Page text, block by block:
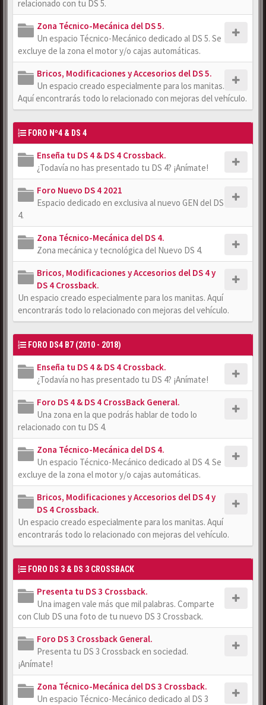
relacionado con tu DS 5.
Zona Técnico-Mecánica del DS 5.
Un espacio Técnico-Mecánico dedicado al DS 5. Se
excluye de la zona el motor y/o cajas automáticas.
Bricos, Modificaciones y Accesorios del DS 5.
Un espacio creado especialmente para los manitas.
Aquí encontrarás todo lo relacionado con mejoras del vehículo.
FORO Nº4 & DS 4
Enseña tu DS 4 & DS 4 Crossback.
¿Todavía no has presentado tu DS 4? ¡Anímate!
Foro Nuevo DS 4 2021
Espacio dedicado en exclusiva al nuevo GEN del DS
4.
Zona Técnico-Mecánica del DS 4.
Zona mecánica y tecnológica del Nuevo DS 4.
Bricos, Modificaciones y Accesorios del DS 4 y
DS 4 Crossback.
Un espacio creado especialmente para los manitas. Aquí
encontrarás todo lo relacionado con mejoras del vehículo.
FORO DS4 B7 (2010 - 2018)
Enseña tu DS 4 & DS 4 Crossback.
¿Todavía no has presentado tu DS 4? ¡Anímate!
Foro DS 4 & DS 4 CrossBack General.
Una zona en la que podrás hablar de todo lo
relacionado con tu DS 4.
Zona Técnico-Mecánica del DS 4.
Un espacio Técnico-Mecánico dedicado al DS 4. Se
excluye de la zona el motor y/o cajas automáticas.
Bricos, Modificaciones y Accesorios del DS 4 y
DS 4 Crossback.
Un espacio creado especialmente para los manitas. Aquí
encontrarás todo lo relacionado con mejoras del vehículo.
FORO DS 3 & DS 3 CROSSBACK
Presenta tu DS 3 Crossback.
Una imagen vale más que mil palabras. Comparte
con Club DS una foto de tu nuevo DS 3 Crossback.
Foro DS 3 Crossback General.
Presenta tu DS 3 Crossback en sociedad.
¡Anímate!
Zona Técnico-Mecánica del DS 3 Crossback.
Un espacio Técnico-Mecánico dedicado al DS 3